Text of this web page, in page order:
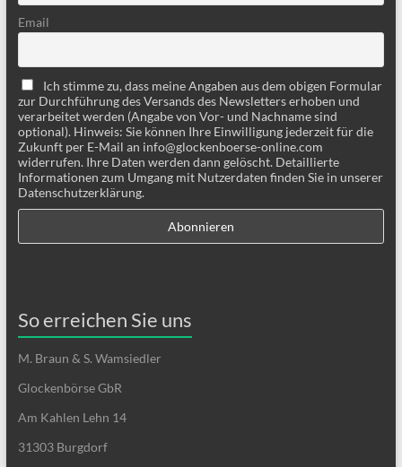
Email
Ich stimme zu, dass meine Angaben aus dem obigen Formular
zur Durchführung des Versands des Newsletters erhoben und
verarbeitet werden (Angabe von Vor- und Nachname sind
optional). Hinweis: Sie können Ihre Einwilligung jederzeit für die
Zukunft per E-Mail an info@glockenboerse-online.com
widerrufen. Ihre Daten werden dann gelöscht. Detaillierte
Informationen zum Umgang mit Nutzerdaten finden Sie in unserer
Datenschutzerklärung.
So erreichen Sie uns
M. Braun & S. Wamsiedler
Glockenbörse GbR
Am Kahlen Lehn 14
31303 Burgdorf